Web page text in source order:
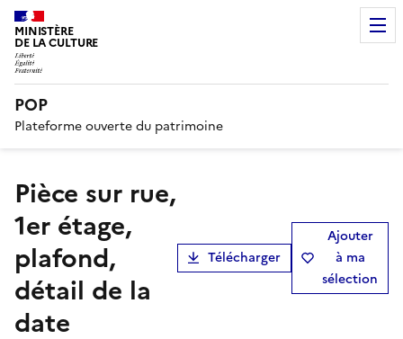
MINISTÈRE
DE LA CULTURE
POP
Plateforme ouverte du patrimoine
pièce sur rue,
1er étage,
plafond,
détail de la
date
Télécharger
Ajouter
à ma
sélection